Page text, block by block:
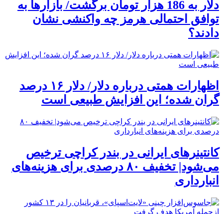
دلار به 186 هزار تومان برگشت/ بازارها به
توافق احتمالی هرمز چه واکنشی نشان
دادند؟
اظهارات همتی درباره دلار/ دلار ۱۶ درصد
گران شده؛ این افزایش طبیعی است
کانتینرهای ایرانی در بندر کراچی ترخیص
می‌شود| تخفیف ۸۰ درصدی برای هزینه‌های
انبارداری